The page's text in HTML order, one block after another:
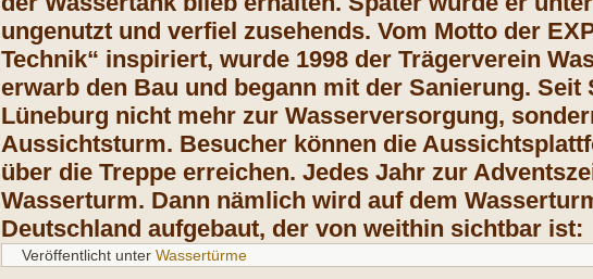
ungenutzt und verfiel zusehends. Vom Motto der
Technik“ inspiriert, wurde 1998 der Trägerverein
erwarb den Bau und begann mit der Sanierung.
Lüneburg nicht mehr zur Wasserversorgung,
Aussichtsturm. Besucher können die
über die Treppe erreichen. Jedes Jahr zur
Wasserturm. Dann nämlich wird auf dem
Deutschland aufgebaut, der von weithin sichtbar ist:
Veröffentlicht unter Wassertürme